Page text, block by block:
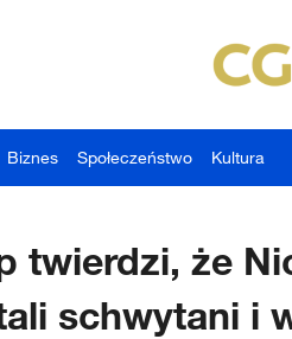
Biznes Społeczeństwo Kultura
twierdzi, że
schwytani i